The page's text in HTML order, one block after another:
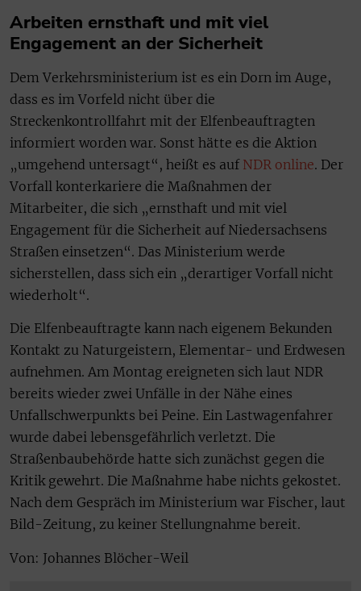
Arbeiten ernsthaft und mit viel
Engagement an der Sicherheit
Dem Verkehrsministerium ist es ein Dorn im Auge,
dass es im Vorfeld nicht über die
Streckenkontrollfahrt mit der Elfenbeauftragten
informiert worden war. Sonst hätte es die Aktion
„umgehend untersagt“, heißt es auf NDR online. Der
Vorfall konterkariere die Maßnahmen der
Mitarbeiter, die sich „ernsthaft und mit viel
Engagement für die Sicherheit auf Niedersachsens
Straßen einsetzen“. Das Ministerium werde
sicherstellen, dass sich ein „derartiger Vorfall nicht
wiederholt“.
Die Elfenbeauftragte kann nach eigenem Bekunden
Kontakt zu Naturgeistern, Elementar- und Erdwesen
aufnehmen. Am Montag ereigneten sich laut NDR
bereits wieder zwei Unfälle in der Nähe eines
Unfallschwerpunkts bei Peine. Ein Lastwagenfahrer
wurde dabei lebensgefährlich verletzt. Die
Straßenbaubehörde hatte sich zunächst gegen die
Kritik gewehrt. Die Maßnahme habe nichts gekostet.
Nach dem Gespräch im Ministerium war Fischer, laut
Bild-Zeitung, zu keiner Stellungnahme bereit.
Von: Johannes Blöcher-Weil